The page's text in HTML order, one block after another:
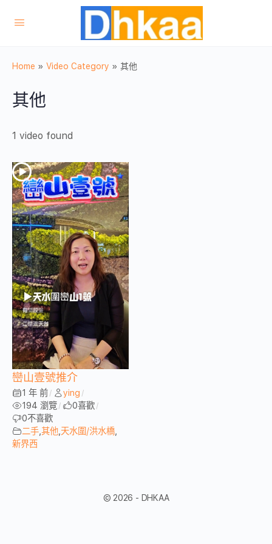
Home » Video Category » 其他
其他
1 video found
巒山壹號推介
1 年 前 / ying /
194 瀏覽 / 0喜歡 /
0不喜歡
二手 其他 天水圍/洪水橋
新界西
© 2026 - DHKAA